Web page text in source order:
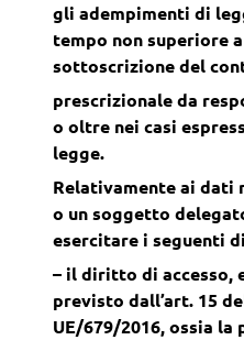
gli adempimenti di
tempo non superiore
sottoscrizione del
prescrizionale da
o oltre nei casi
legge.
Relativamente ai dati
o un soggetto
esercitare i seguenti
– il diritto di accesso,
previsto dall’art. 15
UE/679/2016, ossia